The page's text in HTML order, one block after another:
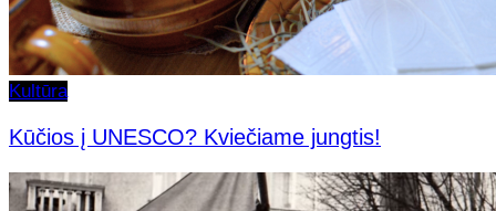
Kultūra
Kūčios į UNESCO? Kviečiame jungtis!